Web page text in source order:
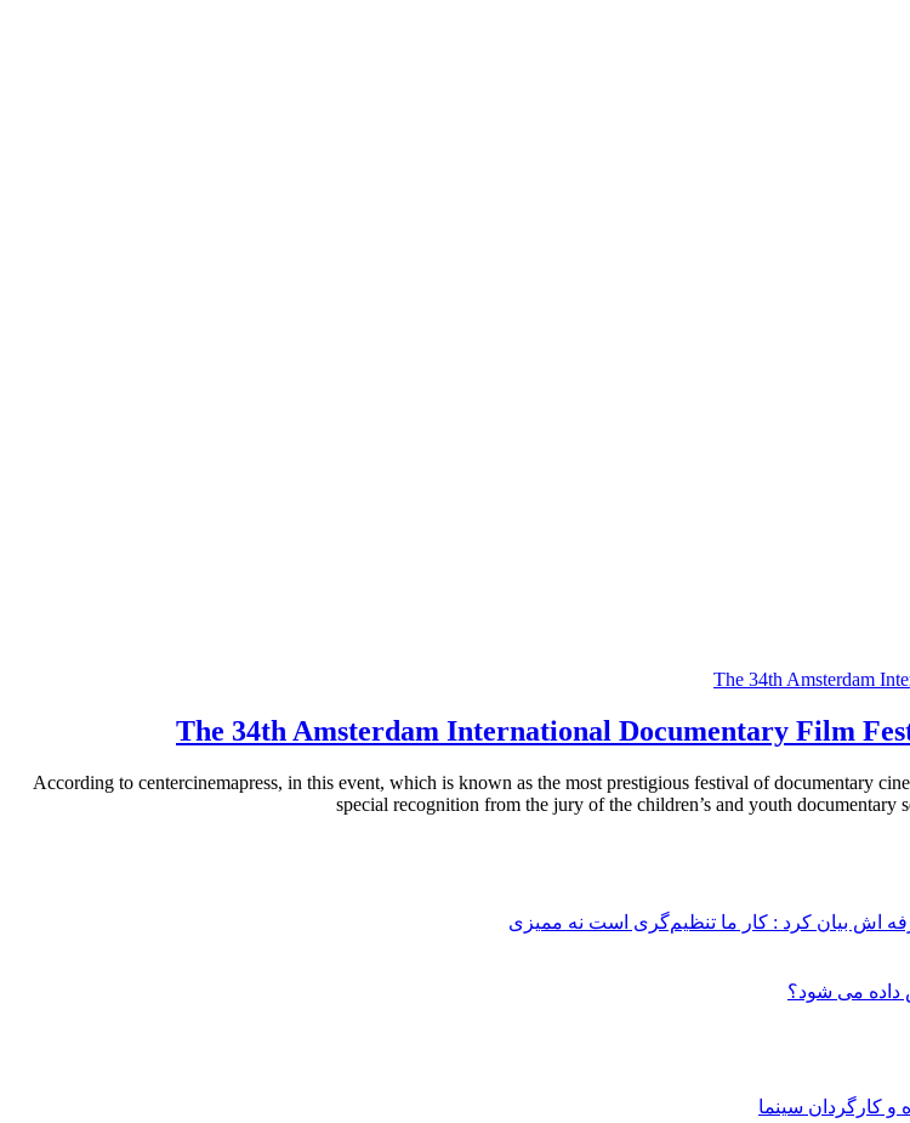
The 34th Amsterdam International Documentary Film
According to centercinemapress, in this event, which is known as the most prestigious festival of documentary
special recognition from the jury of the children’s and youth
اش بیان کرد : کار ما تنظیم‌گری است نه ممیزی
داده می شود؟
و کارگردان سینما